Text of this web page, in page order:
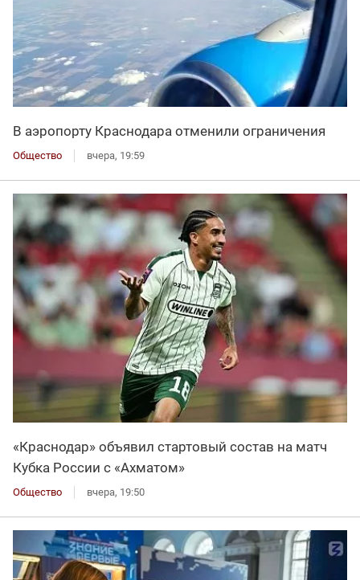
В аэропорту Краснодара отменили ограничения
Общество вчера, 19:59
«Краснодар» объявил стартовый состав на матч
Кубка России с «Ахматом»
Общество вчера, 19:50